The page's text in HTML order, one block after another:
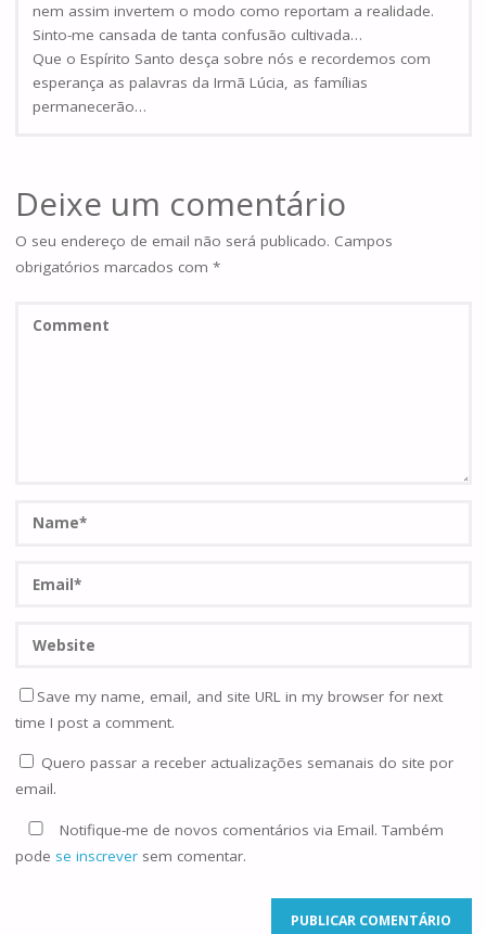
nem assim invertem o modo como reportam a realidade.
Sinto-me cansada de tanta confusão cultivada…
Que o Espírito Santo desça sobre nós e recordemos com
esperança as palavras da Irmã Lúcia, as famílias
permanecerão…
Deixe um comentário
O seu endereço de email não será publicado. Campos
obrigatórios marcados com *
Save my name, email, and site URL in my browser for next
time I post a comment.
Quero passar a receber actualizações semanais do site por
email.
Notifique-me de novos comentários via Email. Também
pode se inscreversem comentar.